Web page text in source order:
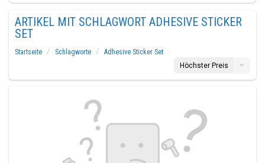
ARTIKEL MIT SCHLAGWORT ADHESIVE STICKER
SET
Startseite Schlagworte
Adhesive Sticker Set
Höchster Preis